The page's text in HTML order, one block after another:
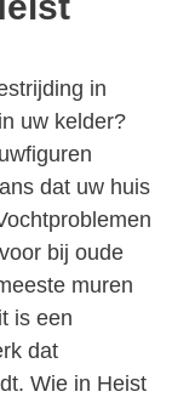
in
uw kelder?
dat uw huis
bij oude
muren
is een
dat
Wie in Heist